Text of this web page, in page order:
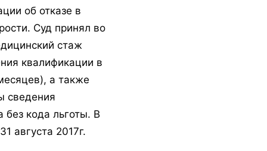
об отказе в
Суд принял во
стаж
квалификации в
а также
сведения
без кода льготы. В
августа 2017г.